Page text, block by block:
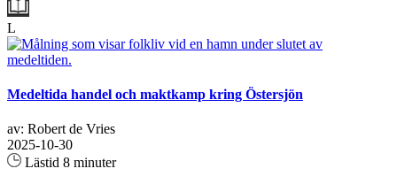
L
Medeltida handel och maktkamp kring Östersjön
av: Robert de Vries
2025-10-30
Lästid 8 minuter